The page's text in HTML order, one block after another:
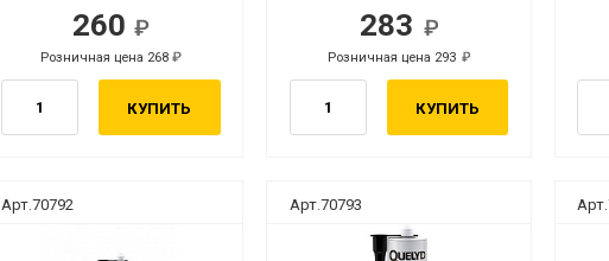
260
Розничная цена 268
КУПИТЬ
283
Розничная цена 293
КУПИТЬ
руб.
руб.
руб.
руб.
Арт.70792 Арт.70793